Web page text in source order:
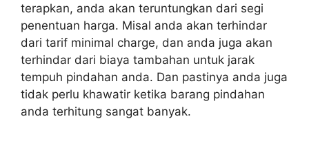
terapkan, anda akan teruntungkan dari segi
penentuan harga. Misal anda akan terhindar
dari tarif minimal charge, dan anda juga akan
terhindar dari biaya tambahan untuk jarak
tempuh pindahan anda. Dan pastinya anda juga
tidak perlu khawatir ketika barang pindahan
anda terhitung sangat banyak.